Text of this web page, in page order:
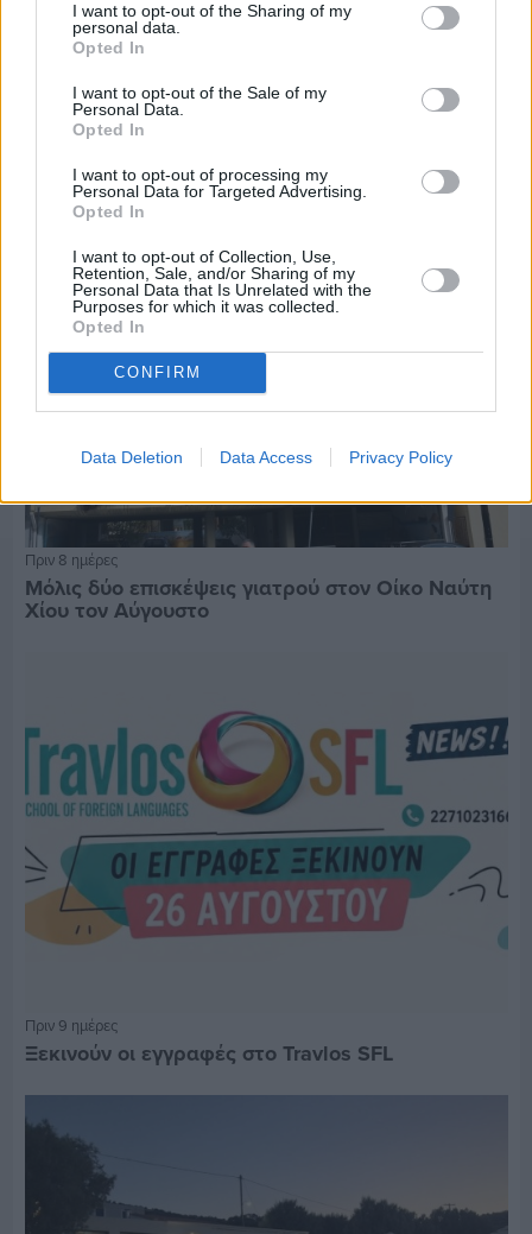
I want to opt-out of the Sharing of my
personal data.
Opted In
I want to opt-out of the Sale of my
Personal Data.
Opted In
I want to opt-out of processing my
Personal Data for Targeted Advertising.
Opted In
I want to opt-out of Collection, Use,
Retention, Sale, and/or Sharing of my
Personal Data that Is Unrelated with the
Purposes for which it was collected.
Opted In
CONFIRM
Data Deletion Data Access Privacy Policy
Πριν 8 ημέρες
30 Ιουλίου - Διεθνής Ημέρα Φιλίας: Η δύναμη
των ανθρώπινων σχέσεων στην ψυχική υγεία
Πριν 8 ημέρες
Μόλις δύο επισκέψεις γιατρού στον Οίκο Ναύτη
Χίου τον Αύγουστο
Πριν 9 ημέρες
Ξεκινούν οι εγγραφές στο Travlos SFL